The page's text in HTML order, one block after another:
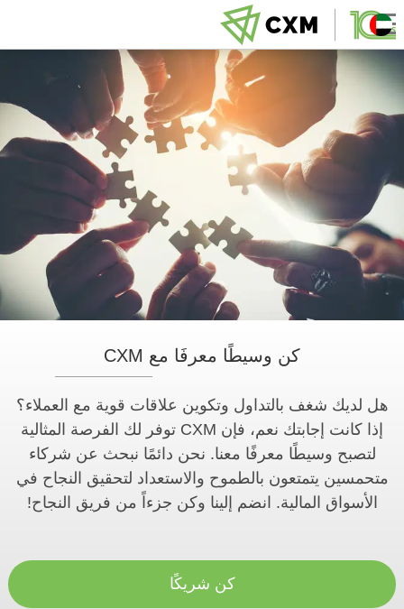
كن وسيطًا معرفَا مع CXM
هل لديك شغف بالتداول وتكوين علاقات قوية مع العملاء؟
إذا كانت إجابتك نعم، فإن CXM توفر لك الفرصة المثالية
لتصبح وسيطًا معرفًا معنا. نحن دائمًا نبحث عن شركاء
متحمسين يتمتعون بالطموح والاستعداد لتحقيق النجاح في
الأسواق المالية. انضم إلينا وكن جزءاً من فريق النجاح!
كن شريكًا